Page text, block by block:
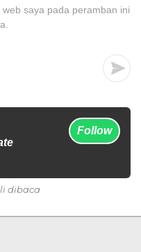
saya pada peramban ini
Follow
dibaca